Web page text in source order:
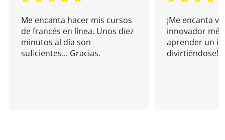
Me encanta hacer mis cursos
de francés en línea. Unos diez
minutos al día son
suficientes... Gracias.
¡Me encanta
innovador
aprender un
divirtiéndose!